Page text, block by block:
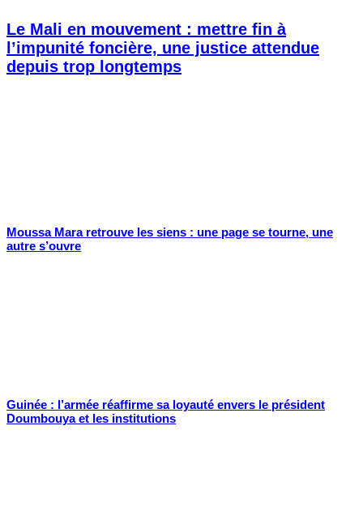
Le Mali en mouvement : mettre fin à
l’impunité foncière, une justice attendue
depuis trop longtemps
Moussa Mara retrouve les siens : une page se tourne, une
autre s’ouvre
Guinée : l’armée réaffirme sa loyauté envers le président
Doumbouya et les institutions